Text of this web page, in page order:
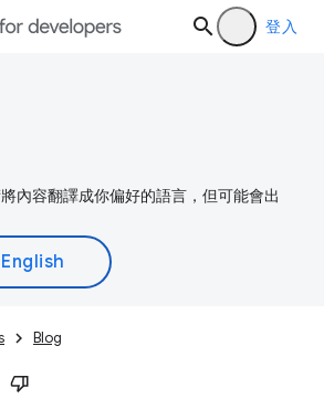
登入
內容翻譯成你偏好的語言，但可能會出
Blog